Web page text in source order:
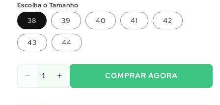
Escolha o Tamanho
38 39 40 41 42
43 44
Diminuir
a
Aumentar
a
COMPRAR AGORA